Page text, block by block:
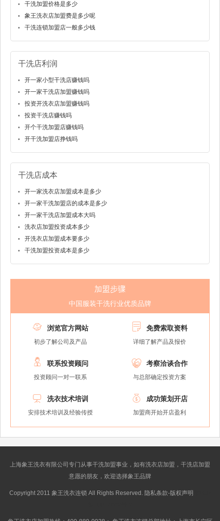
干洗加盟价格是多少
象王洗衣店加盟费是多少呢
干洗连锁加盟店一般多少钱
干洗店利润
开一家小型干洗店赚钱吗
开一家干洗店加盟赚钱吗
投资开洗衣店加盟赚钱吗
投资干洗店赚钱吗
开个干洗加盟店赚钱吗
开干洗加盟店挣钱吗
干洗店成本
开一家洗衣店加盟成本是多少
开一家干洗加盟店的成本是多少
开一家干洗店加盟成本大吗
洗衣店加盟投资成本多少
开洗衣店加盟成本要多少
干洗加盟投资成本是多少
加盟步骤
中国服装干洗行业优质品牌
 浏览官方网站
初步了解公司及产品
 免费索取资料
详细了解产品及报价
 联系投资顾问
投资顾问一对一联系
 考察洽谈合作
与总部确定投资方案
 洗衣技术培训
安排技术培训及经验传授
 成功策划开店
加盟商开始开店盈利
上海象王洗衣有限公司专门从事干洗加盟事业，如有洗衣店加盟，干洗店加盟
意愿的朋友，欢迎选择象王品牌
Copyright 2011 象王洗衣连锁 All Rights Reserved. 隐私条款-版权声明